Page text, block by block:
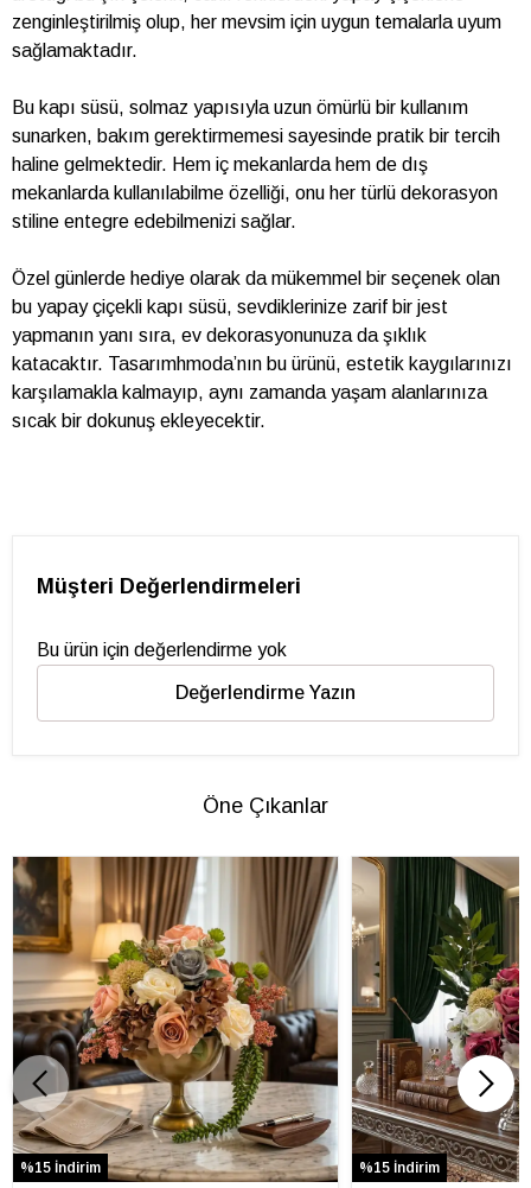
zenginleştirilmiş olup, her mevsim için uygun temalarla uyum
sağlamaktadır.
Bu kapı süsü, solmaz yapısıyla uzun ömürlü bir kullanım
sunarken, bakım gerektirmemesi sayesinde pratik bir tercih
haline gelmektedir. Hem iç mekanlarda hem de dış
mekanlarda kullanılabilme özelliği, onu her türlü dekorasyon
stiline entegre edebilmenizi sağlar.
Özel günlerde hediye olarak da mükemmel bir seçenek olan
bu yapay çiçekli kapı süsü, sevdiklerinize zarif bir jest
yapmanın yanı sıra, ev dekorasyonunuza da şıklık
katacaktır. Tasarımhmoda’nın bu ürünü, estetik kaygılarınızı
karşılamakla kalmayıp, aynı zamanda yaşam alanlarınıza
sıcak bir dokunuş ekleyecektir.
Müşteri Değerlendirmeleri
Bu ürün için değerlendirme yok
Değerlendirme Yazın
Öne Çıkanlar
%15 İndirim %15 İndirim